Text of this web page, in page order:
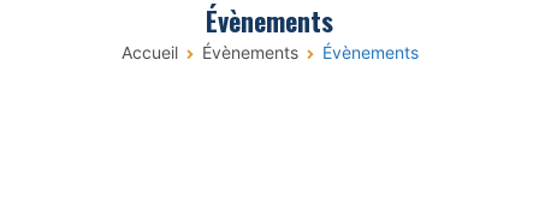
Évènements
Accueil Évènements Évènements